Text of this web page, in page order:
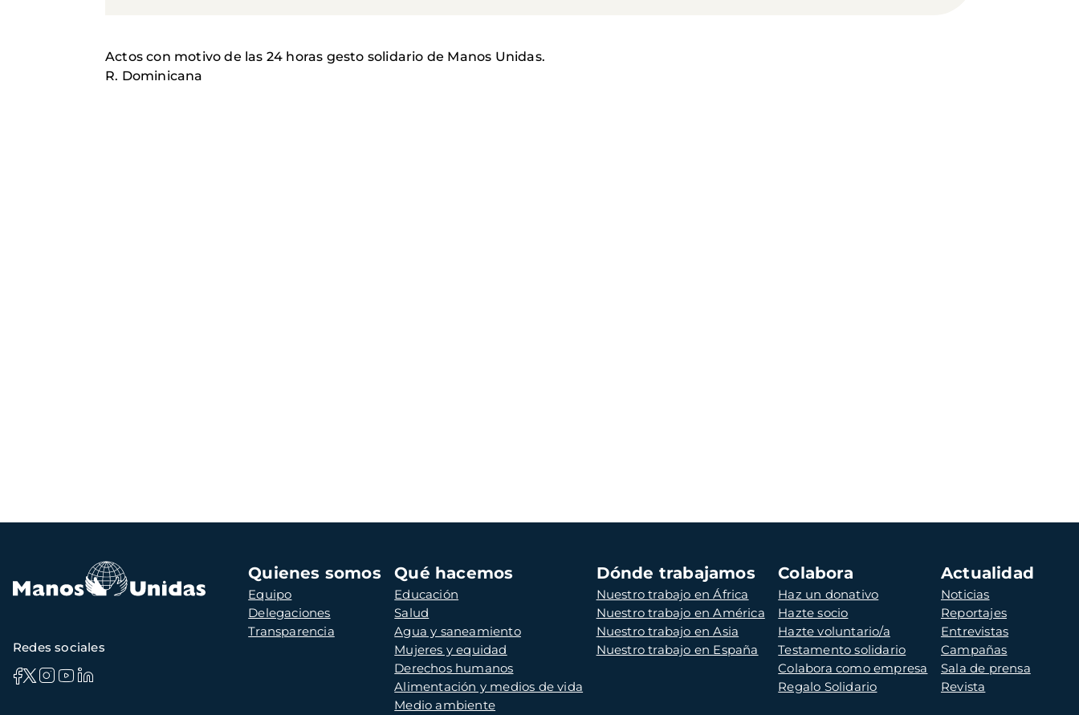
Actos con motivo de las 24 horas gesto solidario de Manos Unidas.
R. Dominicana
Navegación
principal
Quienes somos
Equipo
Delegaciones
Transparencia
Qué hacemos
Educación
Salud
Agua y saneamiento
Mujeres y equidad
Derechos humanos
Alimentación y medios de vida
Medio ambiente
Dónde trabajamos
Nuestro trabajo en África
Nuestro trabajo en América
Nuestro trabajo en Asia
Nuestro trabajo en España
Colabora
Haz un donativo
Hazte socio
Hazte voluntario/a
Testamento solidario
Colabora como empresa
Regalo Solidario
Actualidad
Noticias
Reportajes
Entrevistas
Campañas
Sala de prensa
Revista
Redes sociales